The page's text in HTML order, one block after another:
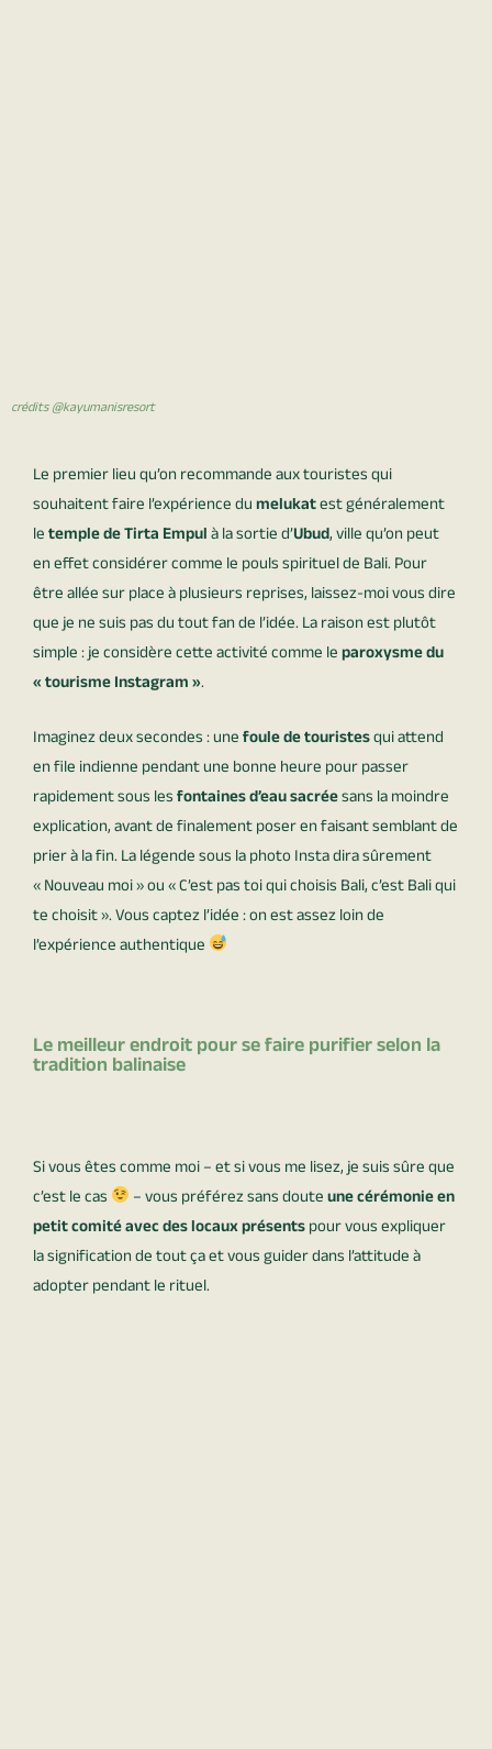
crédits @kayumanisresort
Le premier lieu qu’on recommande aux touristes qui
souhaitent faire l’expérience dumelukatest généralement
letemple de Tirta Empulà la sortie d’Ubud, ville qu’on peut
en effet considérer comme le pouls spirituel de Bali. Pour
être allée sur place à plusieurs reprises, laissez-moi vous dire
que je ne suis pas du tout fan de l’idée. La raison est plutôt
simple : je considère cette activité comme leparoxysme du
« tourisme Instagram ».
Imaginez deux secondes : unefoule de touristesqui attend
en file indienne pendant une bonne heure pour passer
rapidement sous lesfontaines d’eau sacréesans la moindre
explication, avant de finalement poser en faisant semblant de
prier à la fin. La légende sous la photo Insta dira sûrement
« Nouveau moi » ou « C’est pas toi qui choisis Bali, c’est Bali qui
te choisit ». Vous captez l’idée : on est assez loin de
l’expérience authentique
Le meilleur endroit pour se faire purifier selon la
tradition balinaise
Si vous êtes comme moi – et si vous me lisez, je suis sûre que
c’est le cas
– vous préférez sans douteune cérémonie en
petit comité avec des locaux présentspour vous expliquer
la signification de tout ça et vous guider dans l’attitude à
adopter pendant le rituel.